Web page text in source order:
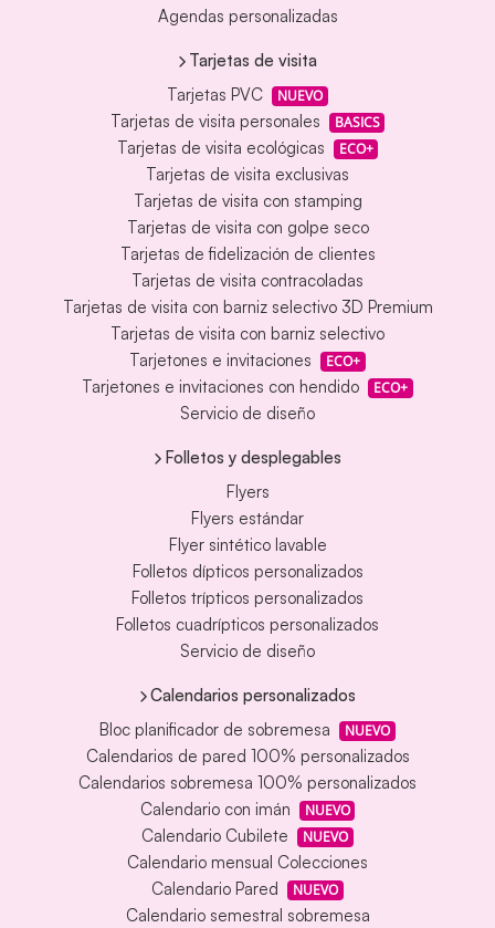
Agendas personalizadas
Tarjetas de visita
Tarjetas PVC
NUEVO
Tarjetas de visita personales BASICS
Tarjetas de visita ecológicas ECO+
Tarjetas de visita exclusivas
Tarjetas de visita con stamping
Tarjetas de visita con golpe seco
Tarjetas de fidelización de clientes
Tarjetas de visita contracoladas
Tarjetas de visita con barniz selectivo 3D Premium
Tarjetas de visita con barniz selectivo
Tarjetones e invitaciones
ECO+
Tarjetones e invitaciones con hendido ECO+
Servicio de diseño
Folletos y desplegables
Flyers
Flyers estándar
Flyer sintético lavable
Folletos dípticos personalizados
Folletos trípticos personalizados
Folletos cuadrípticos personalizados
Servicio de diseño
Calendarios personalizados
Bloc planificador de sobremesa
NUEVO
Calendarios de pared 100% personalizados
Calendarios sobremesa 100% personalizados
Calendario con imán
NUEVO
Calendario Cubilete NUEVO
Calendario mensual Colecciones
Calendario Pared
NUEVO
Calendario semestral sobremesa